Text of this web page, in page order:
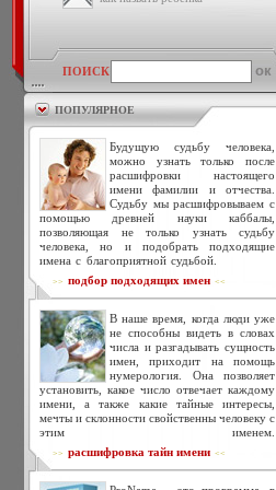
ПОИСК
ПОПУЛЯРНОЕ
Будущую судьбу человека,
можно узнать только после
расшифровки настоящего
имени фамилии и отчества.
Судьбу мы расшифровываем с
помощью древней науки каббалы,
позволяющая не только узнать судьбу
человека, но и подобрать подходящие
имена с благоприятной судьбой.
>> подбор подходящих имен <<
В наше время, когда люди уже
не способны видеть в словах
числа и разгадывать сущность
имен, приходит на помощь
нумерология. Она позволяет
установить, какое число отвечает каждому
имени, а также какие тайные интересы,
мечты и склонности свойственны человеку с
этим именем.
>> расшифровка тайн имени <<